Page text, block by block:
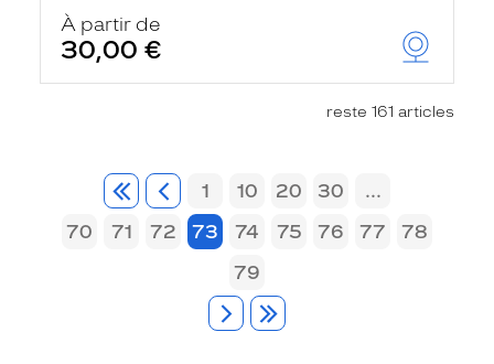
À partir de
30,00 €
reste 161 articles
1 10 20 30
...
70
71 72 73 74 75 76 77
78
79